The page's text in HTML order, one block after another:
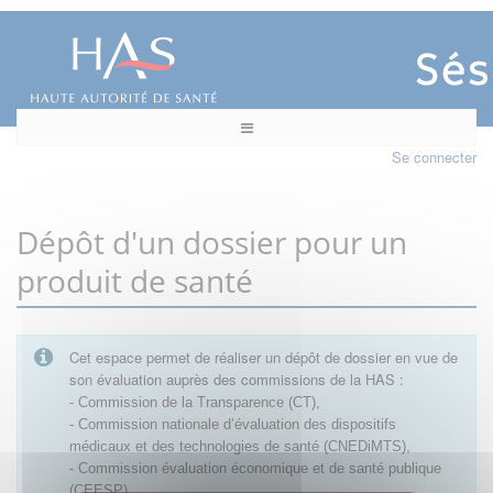
Se connecter
Dépôt d'un dossier pour un
produit de santé
Cet espace permet de réaliser un dépôt de dossier en vue de
son évaluation auprès des commissions de la HAS :
- Commission de la Transparence (CT),
- Commission nationale d’évaluation des dispositifs
médicaux et des technologies de santé (CNEDiMTS),
- Commission évaluation économique et de santé publique